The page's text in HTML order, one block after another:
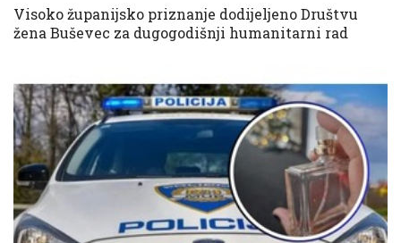
Visoko županijsko priznanje dodijeljeno Društvu
žena Buševec za dugogodišnji humanitarni rad